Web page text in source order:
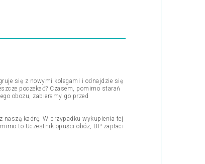
się z nowymi kolegami i odnajdzie się
poczekać? Czasem, pomimo starań
obozu, zabieramy go przed
naszą kadrę. W przypadku wykupienia tej
to Uczestnik opuści obóz, BP zapłaci